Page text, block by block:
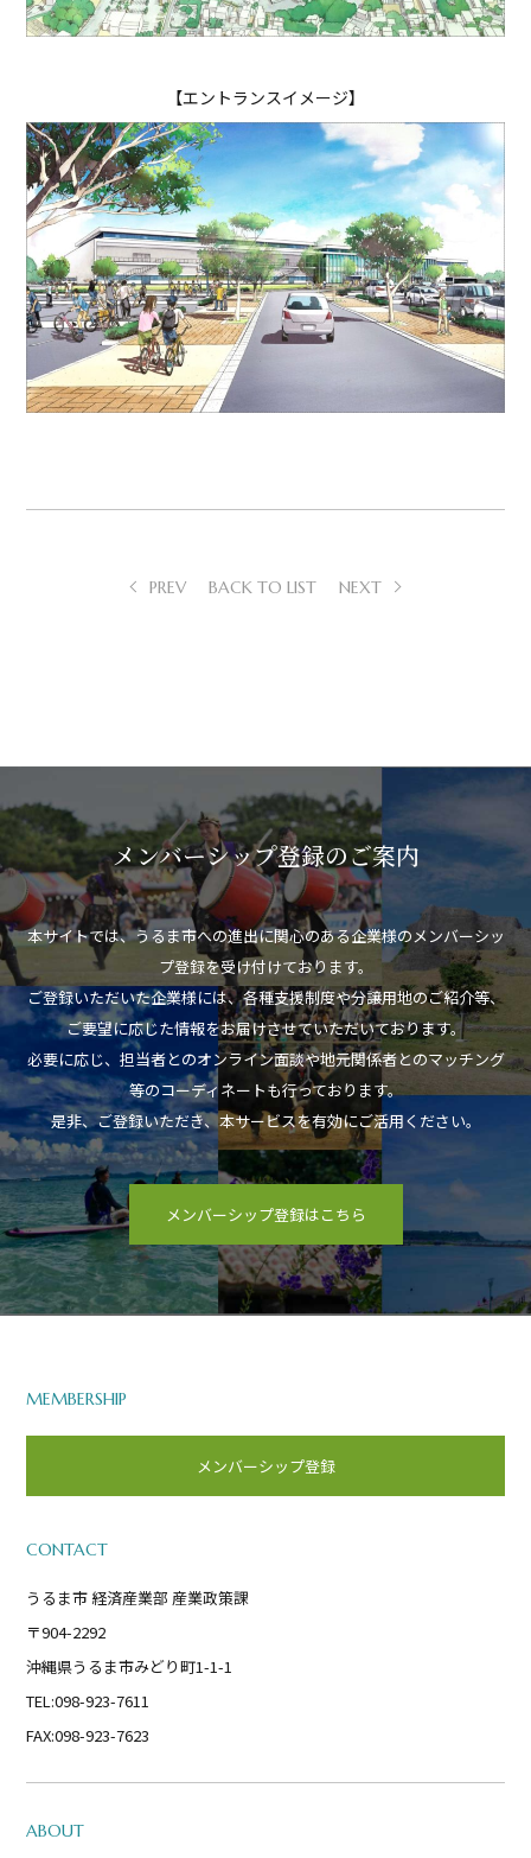
【エントランスイメージ】
PREV BACK TO LIST NEXT
メンバーシップ登録のご案内
本サイトでは、うるま市への進出に関心のある企業様のメンバーシッ
プ登録を受け付けております。
ご登録いただいた企業様には、各種支援制度や分譲用地のご紹介等、
ご要望に応じた情報をお届けさせていただいております。
必要に応じ、担当者とのオンライン面談や地元関係者とのマッチング
等のコーディネートも行っております。
是非、ご登録いただき、本サービスを有効にご活用ください。
メンバーシップ登録はこちら
ABOUT
MEMBERSHIP
メンバーシップ登録
CONTACT
うるま市 経済産業部 産業政策課
〒904-2292
沖縄県うるま市みどり町1-1-1
TEL:098-923-7611
FAX:098-923-7623